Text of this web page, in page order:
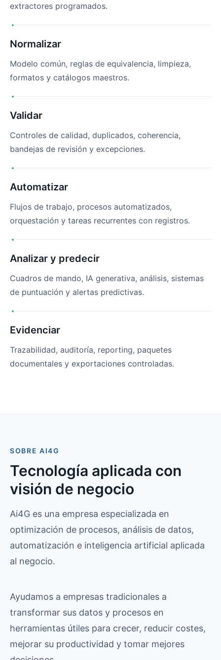
extractores programados.
Normalizar
Modelo común, reglas de equivalencia, limpieza,
formatos y catálogos maestros.
Validar
Controles de calidad, duplicados, coherencia,
bandejas de revisión y excepciones.
Automatizar
Flujos de trabajo, procesos automatizados,
orquestación y tareas recurrentes con registros.
Analizar y predecir
Cuadros de mando, IA generativa, análisis, sistemas
de puntuación y alertas predictivas.
Evidenciar
Trazabilidad, auditoría, reporting, paquetes
documentales y exportaciones controladas.
SOBRE AI4G
Tecnología aplicada con
visión de negocio
Ai4G es una empresa especializada en
optimización de procesos, análisis de datos,
automatización e inteligencia artificial aplicada
al negocio.
Ayudamos a empresas tradicionales a
transformar sus datos y procesos en
herramientas útiles para crecer, reducir costes,
mejorar su productividad y tomar mejores